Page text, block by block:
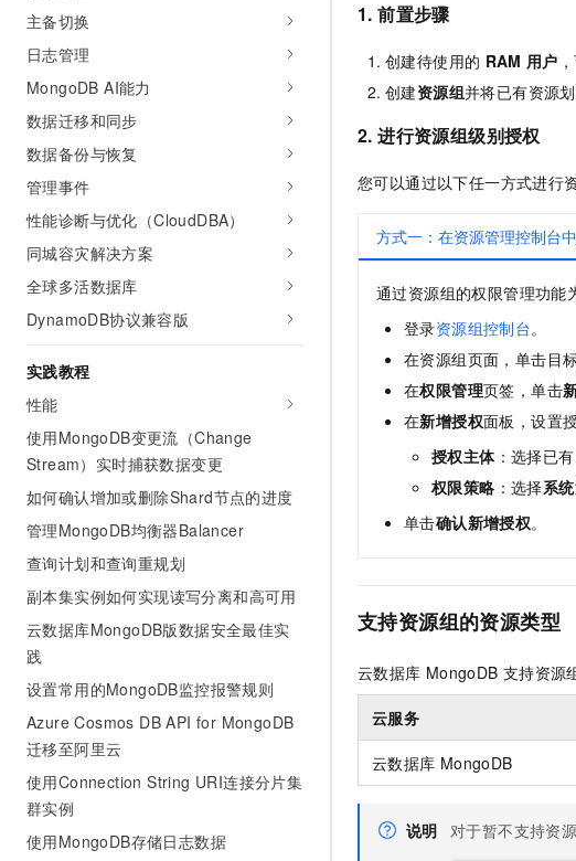
主备切换
日志管理
MongoDB AI能力
数据迁移和同步
数据备份与恢复
管理事件
性能诊断与优化（CloudDBA）
同城容灾解决方案
全球多活数据库
DynamoDB协议兼容版
实践教程
性能
使用MongoDB变更流（Change
Stream）实时捕获数据变更
如何确认增加或删除Shard节点的进度
管理MongoDB均衡器Balancer
查询计划和查询重规划
副本集实例如何实现读写分离和高可用
云数据库MongoDB版数据安全最佳实
践
设置常用的MongoDB监控报警规则
Azure Cosmos DB API for MongoDB
迁移至阿里云
使用Connection String URI连接分片集
群实例
使用MongoDB存储日志数据
1. 前置步骤
创建待使用的 RAM 用户
创建资源组并将已有资源
2. 进行资源组级别授权
您可以通过以下任一方式进行
方式一：在资源管理控制台
通过资源组的权限管理功能
登录资源组控制台。
在资源组页面，单击目
在权限管理页签，单击
在新增授权面板，设置
授权主体：选择已有
权限策略 ：选择系
单击确认新增授权。
支持资源组的资源类型
云数据库 MongoDB 支持资源
云服务
云数据库 MongoDB
说明 对于暂不支持资